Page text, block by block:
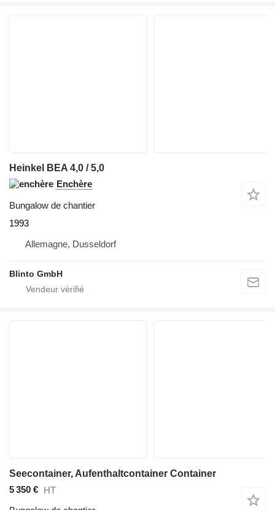
Heinkel BEA 4,0 / 5,0
Enchère
Bungalow de chantier
1993
Allemagne, Dusseldorf
Blinto GmbH
Seecontainer, Aufenthaltcontainer Container
5 350 € HT